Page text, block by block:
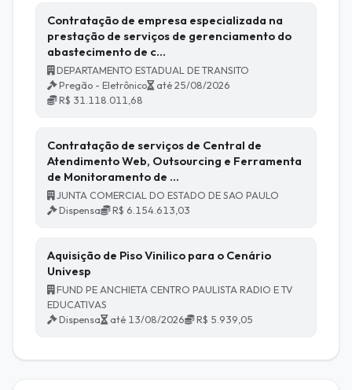
Contratação de empresa especializada na
prestação de serviços de gerenciamento do
abastecimento de c…
DEPARTAMENTO ESTADUAL DE TRANSITO
Pregão - Eletrônico
até 25/08/2026
R$ 31.118.011,68
Contratação de serviços de Central de
Atendimento Web, Outsourcing e Ferramenta
de Monitoramento de …
JUNTA COMERCIAL DO ESTADO DE SAO PAULO
Dispensa
R$ 6.154.613,03
Aquisição de Piso Vinilico para o Cenário
Univesp
FUND PE ANCHIETA CENTRO PAULISTA RADIO E TV
EDUCATIVAS
Dispensa
até 13/08/2026 R$ 5.939,05